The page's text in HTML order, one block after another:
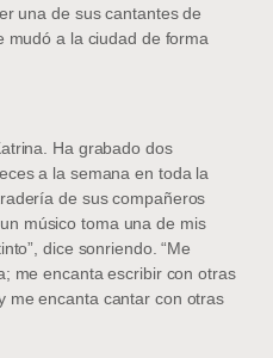
una de sus cantantes de
mudó a la ciudad de forma
Ha grabado dos
a la semana en toda la
de sus compañeros
músico toma una de mis
dice sonriendo. “Me
me encanta escribir con otras
me encanta cantar con otras